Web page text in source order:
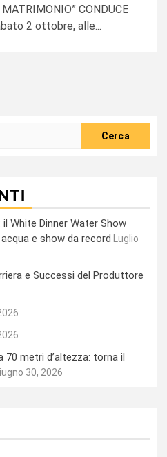
CONDUCE
2 ottobre, alle...
White Dinner Water Show
e show da record
Luglio
e Successi del Produttore
70 metri d’altezza: torna il
30, 2026